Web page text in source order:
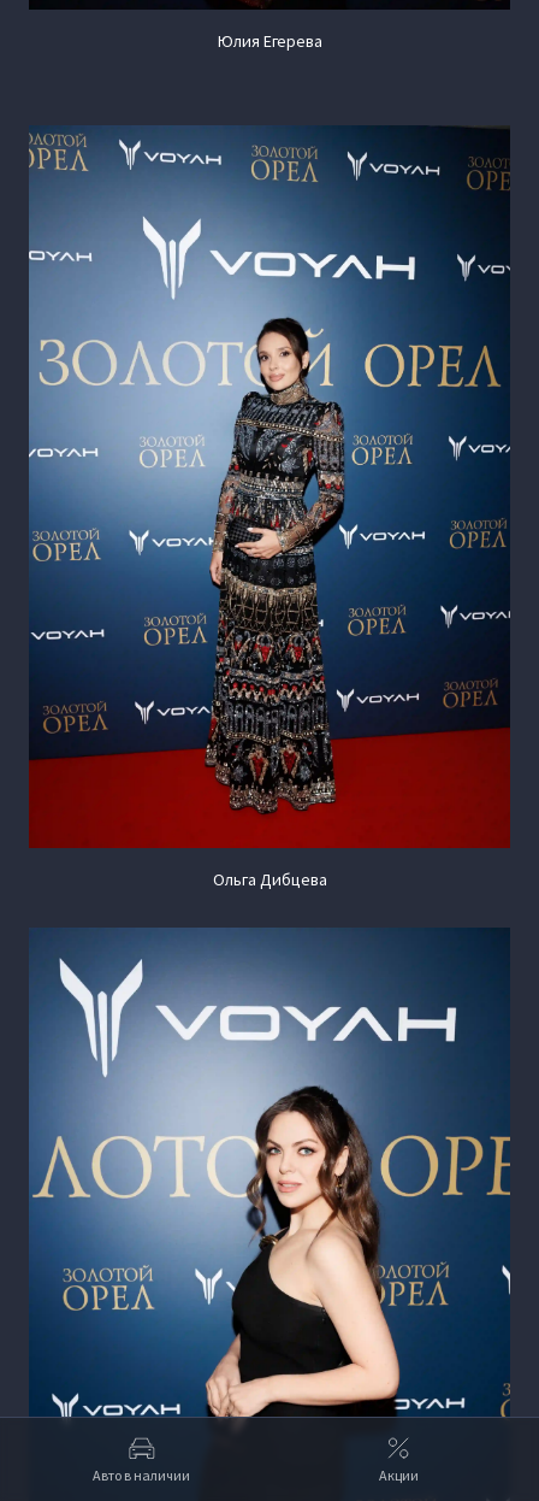
Юлия Егерева
Ольга Дибцева
Авто в наличии Акции